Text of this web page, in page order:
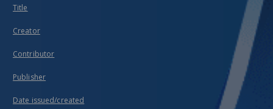
Title
Creator
Contributor
Publisher
Date issued/created